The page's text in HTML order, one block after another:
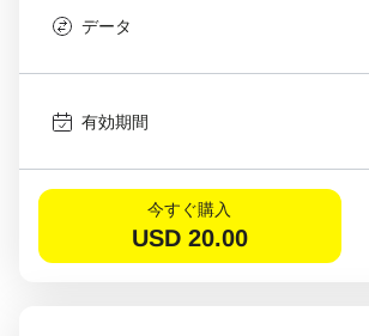
データ
有効期間
今すぐ購入
USD 20.00